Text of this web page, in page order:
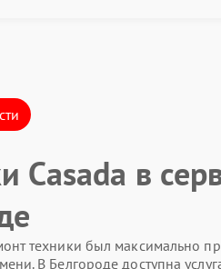
Casada в
техники был максимально
В Белгороде доступна